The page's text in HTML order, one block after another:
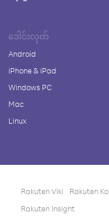
ဒေါင်းလုတ်
Android
iPhone & iPad
Windows PC
Mac
Linux
Rakuten Viki Rakuten
Rakuten Insight